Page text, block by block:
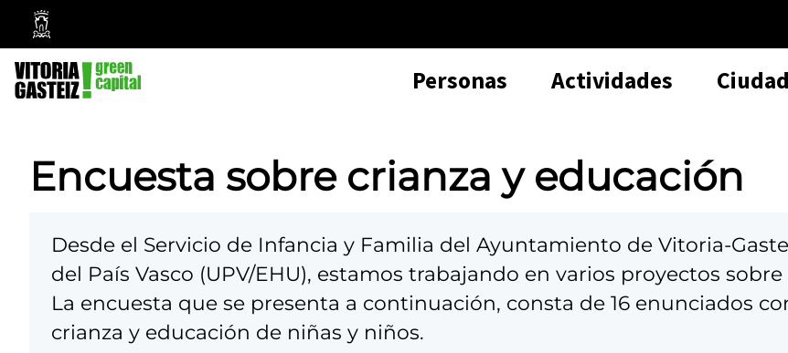
Ayuntamiento
Vitoria-
Gasteiz
Personas Actividades Ciudad
Encuesta sobre crianza y educación
A
b
s
Desde el Servicio de Infancia y Familia del Ayuntamiento de Vitoria-
del País Vasco (UPV/EHU), estamos trabajando en varios proyectos
La encuesta que se presenta a continuación, consta de 16 enunciados
crianza y educación de niñas y niños.